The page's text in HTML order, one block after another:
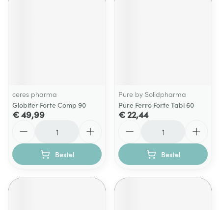
ceres pharma
Globifer Forte Comp 90
€ 49,99
Bestel
Pure by Solidpharma
Pure Ferro Forte Tabl 60
€ 22,44
Bestel